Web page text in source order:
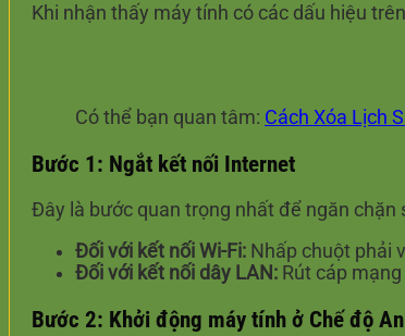
Khi nhận thấy máy tính có các dấu hiệu
Có thể bạn quan tâm: Cách Xóa Lịch
Bước 1: Ngắt kết nối Internet
Đây là bước quan trọng nhất để ngăn chặn
Đối với kết nối Wi-Fi: Nhấp chuột phải
Đối với kết nối dây LAN: Rút cáp
Bước 2: Khởi động máy tính ở Chế độ